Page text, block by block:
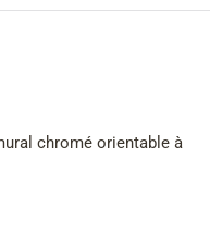
chromé orientable à